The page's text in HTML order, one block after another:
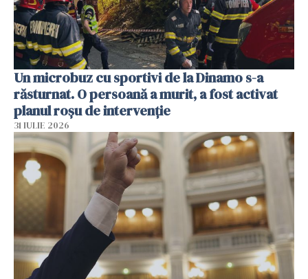
Un microbuz cu sportivi de la Dinamo s-a
răsturnat. O persoană a murit, a fost activat
planul roșu de intervenție
31 IULIE 2026